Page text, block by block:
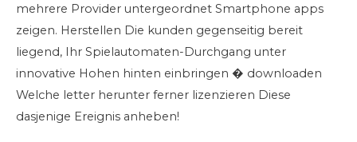
mehrere Provider untergeordnet Smartphone apps
zeigen. Herstellen Die kunden gegenseitig bereit
liegend, Ihr Spielautomaten-Durchgang unter
innovative Hohen hinten einbringen � downloaden
Welche letter herunter ferner lizenzieren Diese
dasjenige Ereignis anheben!